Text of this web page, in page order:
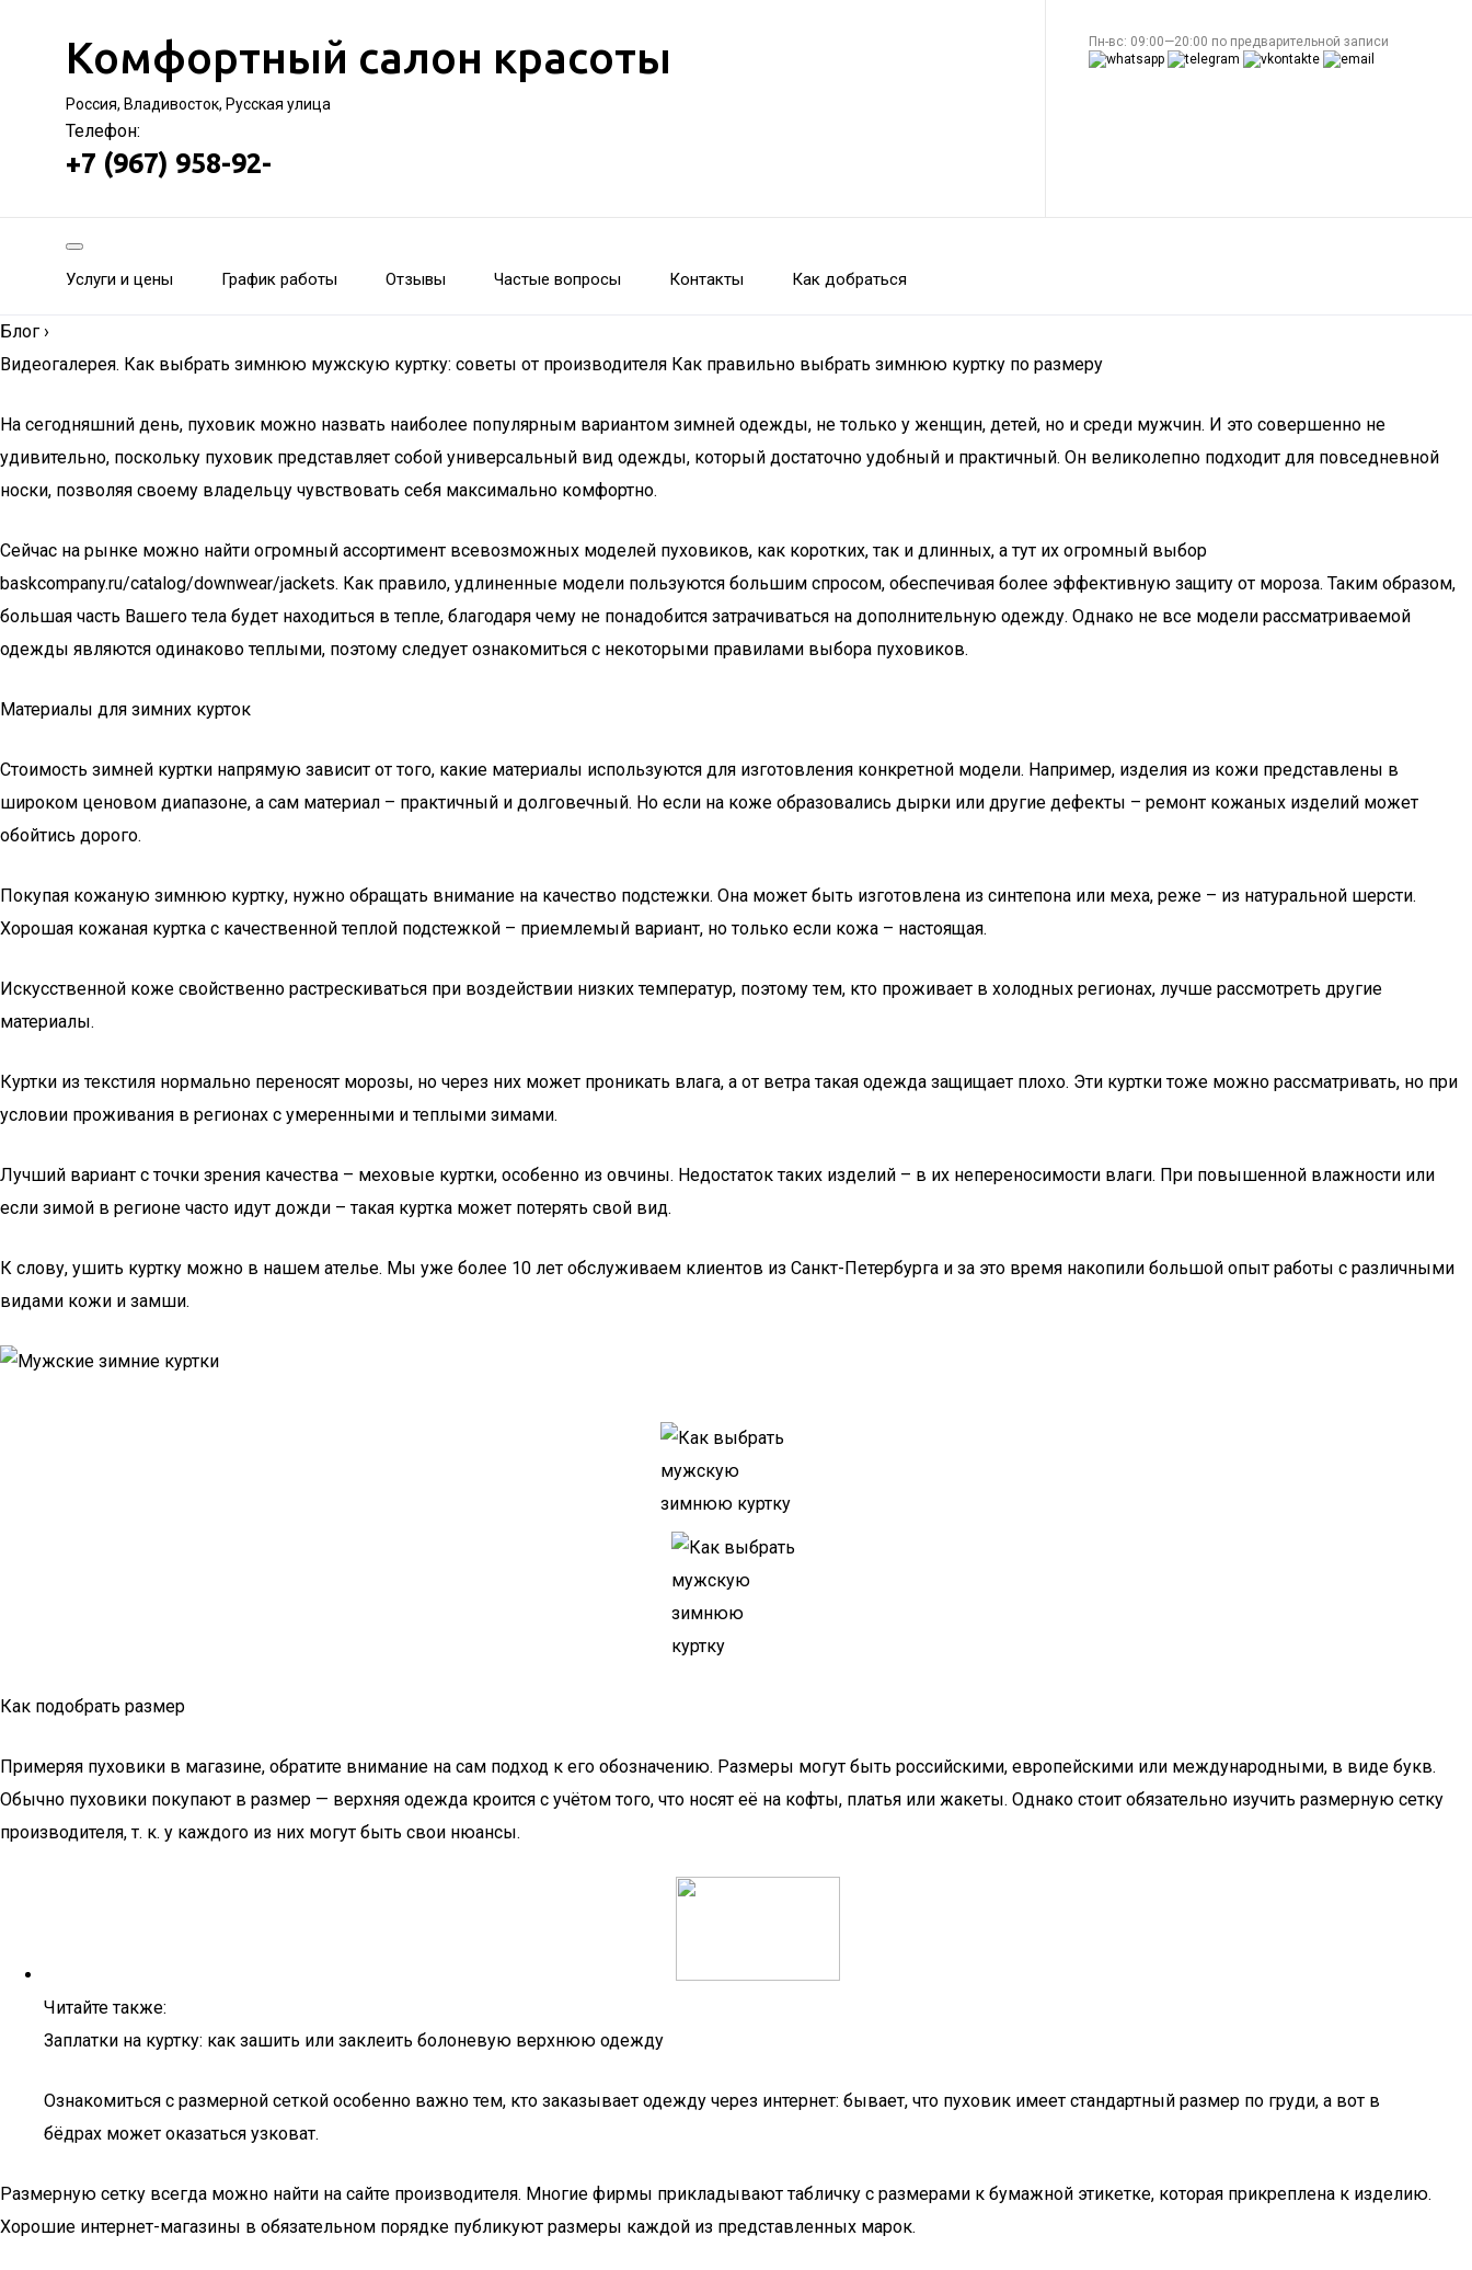
Комфортный салон красоты
Россия, Владивосток, Русская улица
Телефон:
+7 (967) 958-92-
Пн-вс: 09:00—20:00 по предварительной записи
Услуги и цены График работы Отзывы Частые вопросы Контакты Как добраться
Блог ›
Видеогалерея. Как выбрать зимнюю мужскую куртку: советы от производителя Как правильно выбрать зимнюю куртку по размеру
На сегодняшний день, пуховик можно назвать наиболее популярным вариантом зимней одежды, не только у женщин, детей, но и среди мужчин. И это совершенно не
удивительно, поскольку пуховик представляет собой универсальный вид одежды, который достаточно удобный и практичный. Он великолепно подходит для повседневной
носки, позволяя своему владельцу чувствовать себя максимально комфортно.
Сейчас на рынке можно найти огромный ассортимент всевозможных моделей пуховиков, как коротких, так и длинных, а тут их огромный выбор
baskcompany.ru/catalog/downwear/jackets. Как правило, удлиненные модели пользуются большим спросом, обеспечивая более эффективную защиту от мороза. Таким образом,
большая часть Вашего тела будет находиться в тепле, благодаря чему не понадобится затрачиваться на дополнительную одежду. Однако не все модели рассматриваемой
одежды являются одинаково теплыми, поэтому следует ознакомиться с некоторыми правилами выбора пуховиков.
Материалы для зимних курток
Стоимость зимней куртки напрямую зависит от того, какие материалы используются для изготовления конкретной модели. Например, изделия из кожи представлены в
широком ценовом диапазоне, а сам материал – практичный и долговечный. Но если на коже образовались дырки или другие дефекты – ремонт кожаных изделий может
обойтись дорого.
Покупая кожаную зимнюю куртку, нужно обращать внимание на качество подстежки. Она может быть изготовлена из синтепона или меха, реже – из натуральной шерсти.
Хорошая кожаная куртка с качественной теплой подстежкой – приемлемый вариант, но только если кожа – настоящая.
Искусственной коже свойственно растрескиваться при воздействии низких температур, поэтому тем, кто проживает в холодных регионах, лучше рассмотреть другие
материалы.
Куртки из текстиля нормально переносят морозы, но через них может проникать влага, а от ветра такая одежда защищает плохо. Эти куртки тоже можно рассматривать, но при
условии проживания в регионах с умеренными и теплыми зимами.
Лучший вариант с точки зрения качества – меховые куртки, особенно из овчины. Недостаток таких изделий – в их непереносимости влаги. При повышенной влажности или
если зимой в регионе часто идут дожди – такая куртка может потерять свой вид.
К слову, ушить куртку можно в нашем ателье. Мы уже более 10 лет обслуживаем клиентов из Санкт-Петербурга и за это время накопили большой опыт работы с различными
видами кожи и замши.
Как подобрать размер
Примеряя пуховики в магазине, обратите внимание на сам подход к его обозначению. Размеры могут быть российскими, европейскими или международными, в виде букв.
Обычно пуховики покупают в размер — верхняя одежда кроится с учётом того, что носят её на кофты, платья или жакеты. Однако стоит обязательно изучить размерную сетку
производителя, т. к. у каждого из них могут быть свои нюансы.
Читайте также:
Заплатки на куртку: как зашить или заклеить болоневую верхнюю одежду
Ознакомиться с размерной сеткой особенно важно тем, кто заказывает одежду через интернет: бывает, что пуховик имеет стандартный размер по груди, а вот в
бёдрах может оказаться узковат.
Размерную сетку всегда можно найти на сайте производителя. Многие фирмы прикладывают табличку с размерами к бумажной этикетке, которая прикреплена к изделию.
Хорошие интернет-магазины в обязательном порядке публикуют размеры каждой из представленных марок.